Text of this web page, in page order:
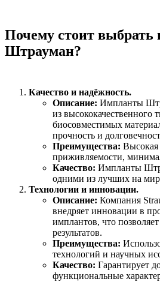
Почему стоит
Штрауман?
Качество и надёжность.
Описание: Импланты
из высококачественного
биосовместимых
прочность и
Преимущества: Высокая
приживляемости,
Качество: Импланты
одними из лучших на
Технологии и инновации.
Описание: Компания
внедряет инновации в
имплантов, что
результатов.
Преимущества:
технологий и научных
Качество: Гарантирует
функциональные